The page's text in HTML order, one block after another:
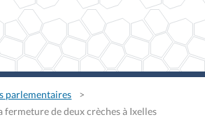
parlementaires
fermeture de deux crèches à Ixelles